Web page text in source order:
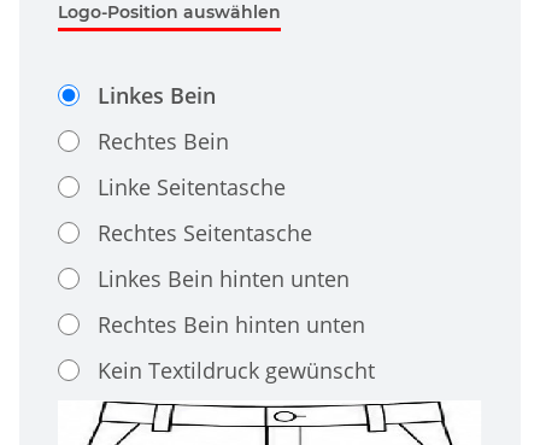
Logo-Position auswählen
Linkes Bein
Rechtes Bein
Linke Seitentasche
Rechtes Seitentasche
Linkes Bein hinten unten
Rechtes Bein hinten unten
Kein Textildruck gewünscht